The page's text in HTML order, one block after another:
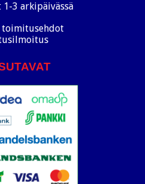
3 arkipäivässä
toimitusehdot